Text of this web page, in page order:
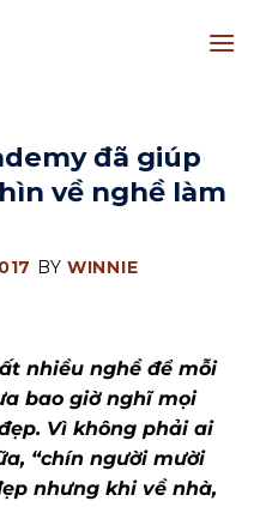
đã giúp
về nghề làm
BYWINNIE
nhiều nghề để mỗi
bao giờ nghĩ mọi
Vì không phải ai
“chín người mười
nhưng khi về nhà,